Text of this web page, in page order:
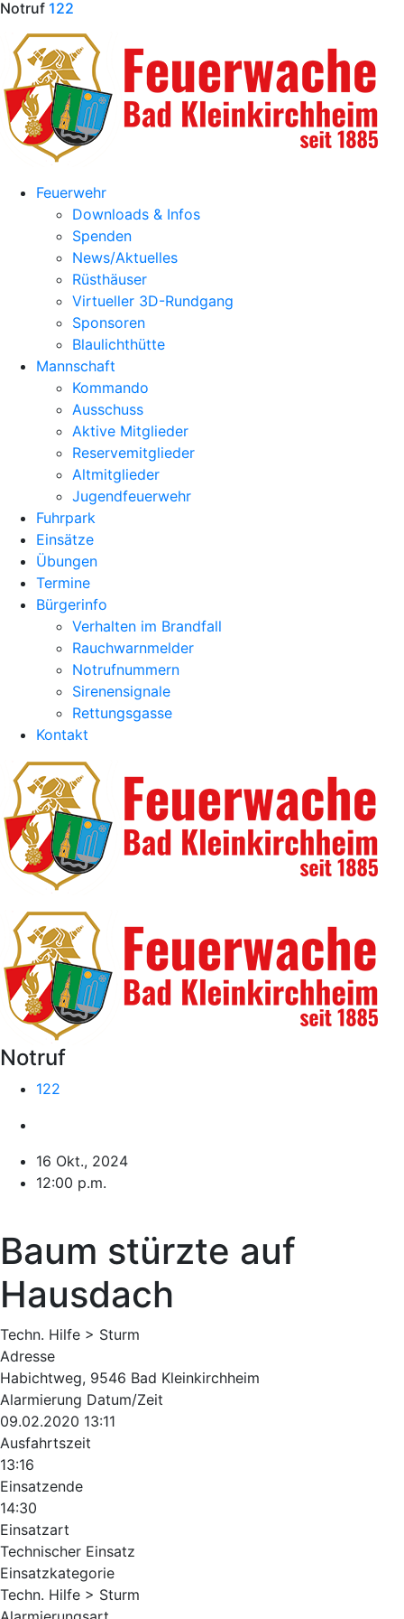
Notruf 122
Feuerwehr
Downloads & Infos
Spenden
News/Aktuelles
Rüsthäuser
Virtueller 3D-Rundgang
Sponsoren
Blaulichthütte
Mannschaft
Kommando
Ausschuss
Aktive Mitglieder
Reservemitglieder
Altmitglieder
Jugendfeuerwehr
Fuhrpark
Einsätze
Übungen
Termine
Bürgerinfo
Verhalten im Brandfall
Rauchwarnmelder
Notrufnummern
Sirenensignale
Rettungsgasse
Kontakt
Notruf
122
16 Okt., 2024
12:00 p.m.
Baum stürzte auf
Hausdach
Techn. Hilfe > Sturm
Adresse
Habichtweg, 9546 Bad Kleinkirchheim
Alarmierung Datum/Zeit
09.02.2020 13:11
Ausfahrtszeit
13:16
Einsatzende
14:30
Einsatzart
Technischer Einsatz
Einsatzkategorie
Techn. Hilfe > Sturm